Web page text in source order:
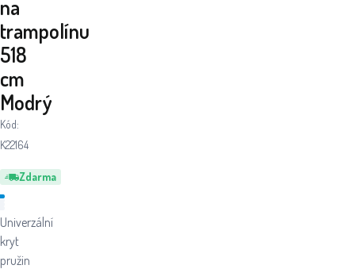
Zdarma
na
trampolínu
518
cm
Modrý
Kód:
K22164
Univerzální
kryt
pružin